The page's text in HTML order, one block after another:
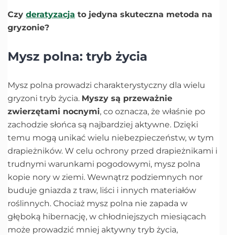
Czy deratyzacja to jedyna skuteczna metoda na
gryzonie?
Mysz polna: tryb życia
Mysz polna prowadzi charakterystyczny dla wielu
gryzoni tryb życia. Myszy są przeważnie
zwierzętami nocnymi, co oznacza, że właśnie po
zachodzie słońca są najbardziej aktywne. Dzięki
temu mogą unikać wielu niebezpieczeństw, w tym
drapieżników. W celu ochrony przed drapieżnikami i
trudnymi warunkami pogodowymi, mysz polna
kopie nory w ziemi. Wewnątrz podziemnych nor
buduje gniazda z traw, liści i innych materiałów
roślinnych. Chociaż mysz polna nie zapada w
głęboką hibernację, w chłodniejszych miesiącach
może prowadzić mniej aktywny tryb życia,